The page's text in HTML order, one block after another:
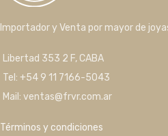
Importador y Venta por mayor de
Libertad 353 2 F, CABA
Tel: +54 9 11 7166-5043
Mail: ventas@frvr.com.ar
Términos y condiciones